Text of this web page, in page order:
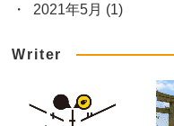
2021年5月 (1)
Writer